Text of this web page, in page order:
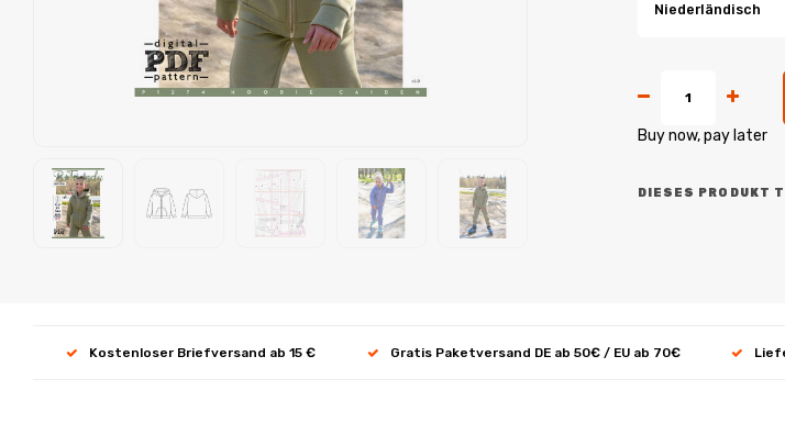
Niederländisch
Buy now, pay later
DIESES PRODUKT
Kostenloser Briefversand ab 15 € Gratis Paketversand DE ab 50€ / EU ab 70€